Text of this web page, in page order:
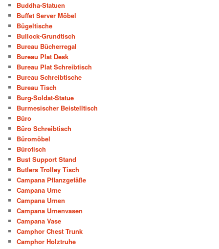
Buddha-Statuen
Buffet Server Möbel
Bügeltische
Bullock-Grundtisch
Bureau Bücherregal
Bureau Plat Desk
Bureau Plat Schreibtisch
Bureau Schreibtische
Bureau Tisch
Burg-Soldat-Statue
Burmesischer Beistelltisch
Büro
Büro Schreibtisch
Büromöbel
Bürotisch
Bust Support Stand
Butlers Trolley Tisch
Campana Pflanzgefäße
Campana Urne
Campana Urnen
Campana Urnenvasen
Campana Vase
Camphor Chest Trunk
Camphor Holztruhe